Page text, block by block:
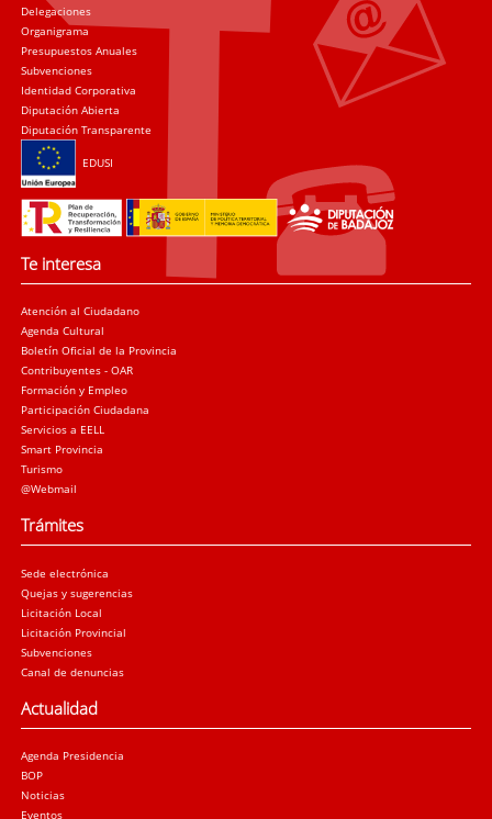
Delegaciones
Organigrama
Presupuestos Anuales
Subvenciones
Identidad Corporativa
Diputación Abierta
Diputación Transparente
EDUSI
Te interesa
Atención al Ciudadano
Agenda Cultural
Boletín Oficial de la Provincia
Contribuyentes - OAR
Formación y Empleo
Participación Ciudadana
Servicios a EELL
Smart Provincia
Turismo
@Webmail
Trámites
Sede electrónica
Quejas y sugerencias
Licitación Local
Licitación Provincial
Subvenciones
Canal de denuncias
Actualidad
Agenda Presidencia
BOP
Noticias
Eventos